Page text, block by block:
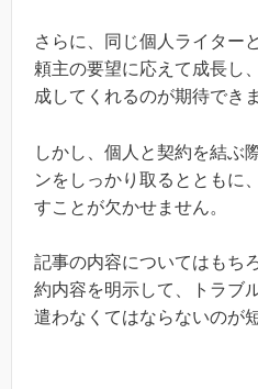
さらに、同じ個人ライター
頼主の要望に応えて成長し
成してくれるのが期待でき
しかし、個人と契約を結ぶ
ンをしっかり取るとともに
すことが欠かせません。
記事の内容についてはもち
約内容を明示して、トラブ
遣わなくてはならないのが